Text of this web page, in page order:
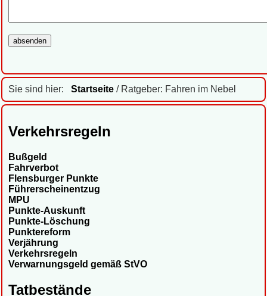
Sie sind hier: Startseite / Ratgeber: Fahren im Nebel
Verkehrsregeln
Bußgeld
Fahrverbot
Flensburger Punkte
Führerscheinentzug
MPU
Punkte-Auskunft
Punkte-Löschung
Punktereform
Verjährung
Verkehrsregeln
Verwarnungsgeld gemäß StVO
Tatbestände